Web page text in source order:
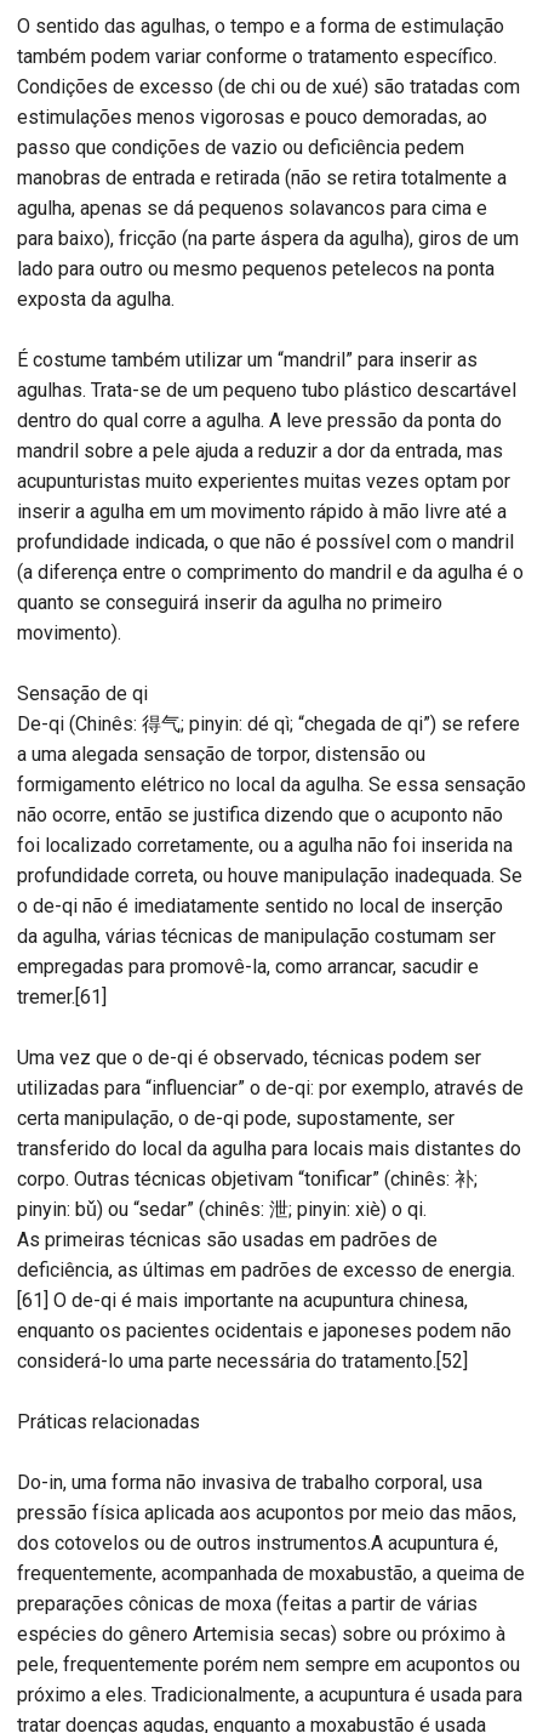
O sentido das agulhas, o tempo e a forma de estimulação
também podem variar conforme o tratamento específico.
Condições de excesso (de chi ou de xué) são tratadas com
estimulações menos vigorosas e pouco demoradas, ao
passo que condições de vazio ou deficiência pedem
manobras de entrada e retirada (não se retira totalmente a
agulha, apenas se dá pequenos solavancos para cima e
para baixo), fricção (na parte áspera da agulha), giros de um
lado para outro ou mesmo pequenos petelecos na ponta
exposta da agulha.
É costume também utilizar um “mandril” para inserir as
agulhas. Trata-se de um pequeno tubo plástico descartável
dentro do qual corre a agulha. A leve pressão da ponta do
mandril sobre a pele ajuda a reduzir a dor da entrada, mas
acupunturistas muito experientes muitas vezes optam por
inserir a agulha em um movimento rápido à mão livre até a
profundidade indicada, o que não é possível com o mandril
(a diferença entre o comprimento do mandril e da agulha é o
quanto se conseguirá inserir da agulha no primeiro
movimento).
Sensação de qi
De-qi (Chinês: 得气; pinyin: dé qì; “chegada de qi”) se refere
a uma alegada sensação de torpor, distensão ou
formigamento elétrico no local da agulha. Se essa sensação
não ocorre, então se justifica dizendo que o acuponto não
foi localizado corretamente, ou a agulha não foi inserida na
profundidade correta, ou houve manipulação inadequada. Se
o de-qi não é imediatamente sentido no local de inserção
da agulha, várias técnicas de manipulação costumam ser
empregadas para promovê-la, como arrancar, sacudir e
tremer.[61]
Uma vez que o de-qi é observado, técnicas podem ser
utilizadas para “influenciar” o de-qi: por exemplo, através de
certa manipulação, o de-qi pode, supostamente, ser
transferido do local da agulha para locais mais distantes do
corpo. Outras técnicas objetivam “tonificar” (chinês: 补;
pinyin: bǔ) ou “sedar” (chinês: 泄; pinyin: xiè) o qi.
As primeiras técnicas são usadas em padrões de
deficiência, as últimas em padrões de excesso de energia.
[61] O de-qi é mais importante na acupuntura chinesa,
enquanto os pacientes ocidentais e japoneses podem não
considerá-lo uma parte necessária do tratamento.[52]
Práticas relacionadas
Do-in, uma forma não invasiva de trabalho corporal, usa
pressão física aplicada aos acupontos por meio das mãos,
dos cotovelos ou de outros instrumentos.A acupuntura é,
frequentemente, acompanhada de moxabustão, a queima de
preparações cônicas de moxa (feitas a partir de várias
espécies do gênero Artemisia secas) sobre ou próximo à
pele, frequentemente porém nem sempre em acupontos ou
próximo a eles. Tradicionalmente, a acupuntura é usada para
tratar doenças agudas, enquanto a moxabustão é usada